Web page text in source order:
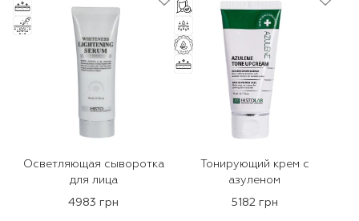
Осветляющая сыворотка
для лица
4983 грн
Тонирующий крем с
азуленом
5182 грн